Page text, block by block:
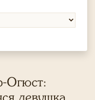
Огюст:
девушка